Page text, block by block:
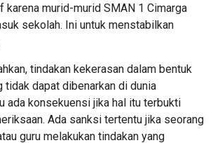
karena murid-murid SMAN 1 Cimarga
sekolah. Ini untuk menstabilkan
tindakan kekerasan dalam bentuk
tidak dapat dibenarkan di dunia
ada konsekuensi jika hal itu terbukti
Ada sanksi tertentu jika seorang
guru melakukan tindakan yang